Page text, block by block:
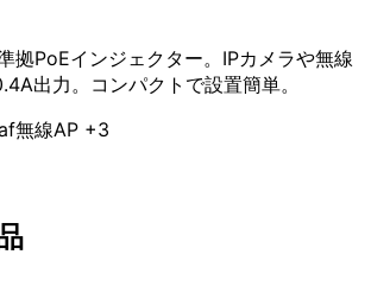
拠PoEインジェクター。IPカメラや無線
出力。コンパクトで設置簡単。
無線AP +3